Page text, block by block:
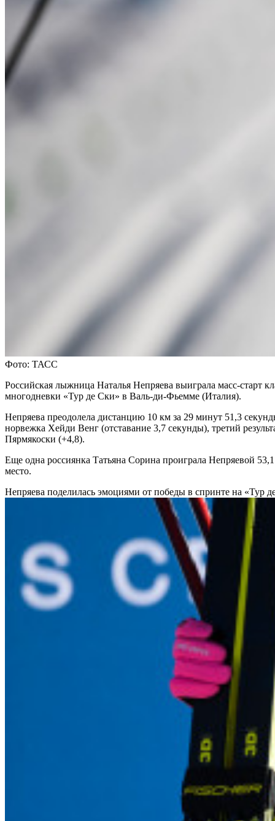
Фото: ТАСС
Российская лыжница Наталья Непряева выиграла масс-старт
многодневки «Тур де Ски» в Валь-ди-Фьемме (Италия).
Непряева преодолела дистанцию 10 км за 29 минут 51,3
норвежка Хейди Венг (отставание 3,7 секунды), третий
Пярмякоски (+4,8).
Еще одна россиянка Татьяна Сорина проиграла Непряевой 53,1
место.
Непряева поделилась эмоциями от победы в спринте на «Тур